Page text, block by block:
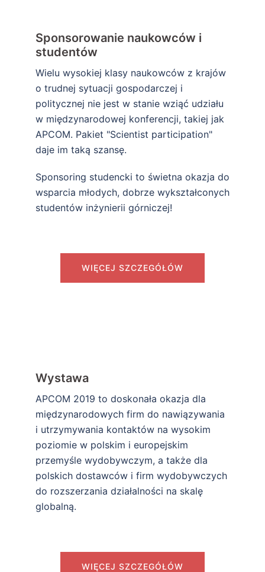
Sponsorowanie naukowców i
studentów
Wielu wysokiej klasy naukowców z krajów
o trudnej sytuacji gospodarczej i
politycznej nie jest w stanie wziąć udziału
w międzynarodowej konferencji, takiej jak
APCOM. Pakiet "Scientist participation"
daje im taką szansę.
Sponsoring studencki to świetna okazja do
wsparcia młodych, dobrze wykształconych
studentów inżynierii górniczej!
WIĘCEJ SZCZEGÓŁÓW
Wystawa
APCOM 2019 to doskonała okazja dla
międzynarodowych firm do nawiązywania
i utrzymywania kontaktów na wysokim
poziomie w polskim i europejskim
przemyśle wydobywczym, a także dla
polskich dostawców i firm wydobywczych
do rozszerzania działalności na skalę
globalną.
WIĘCEJ SZCZEGÓŁÓW